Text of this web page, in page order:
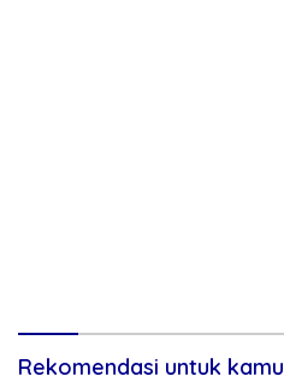
Rekomendasi untuk kamu